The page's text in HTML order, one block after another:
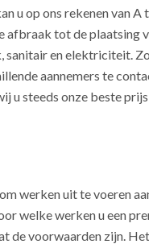
u op ons rekenen van A
afbraak tot de plaatsing
sanitair en elektriciteit.
aannemers te
u steeds onze beste
werken uit te voeren
welke werken u een
de voorwaarden zijn.